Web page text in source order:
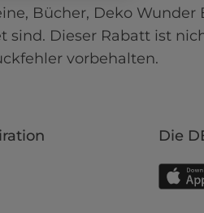
Bücher, Deko Wunder
Dieser Rabatt ist
vorbehalten.
Die